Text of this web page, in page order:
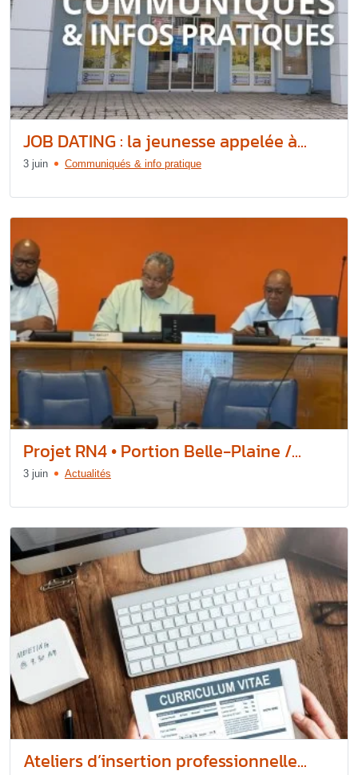
JOB DATING : la jeunesse appelée à...
3 juin Communiqués & info pratique
Projet RN4 • Portion Belle-Plaine /...
3 juin Actualités
Ateliers d’insertion professionnelle...